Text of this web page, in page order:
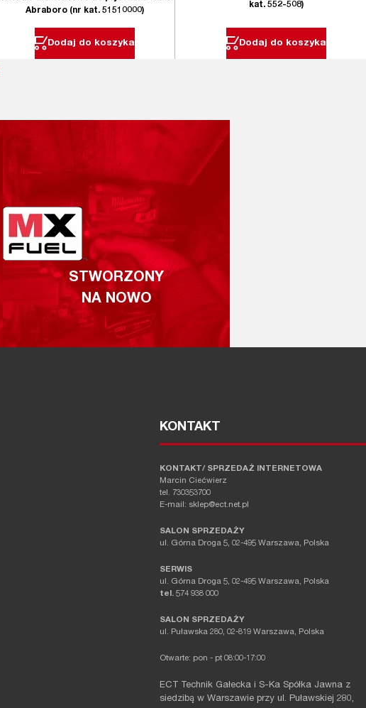
Abraboro (nr kat. 51510000)
Dodaj do koszyka
kat. 552-508)
Dodaj do koszyka
STWORZONY
NA NOWO
KONTAKT
KONTAKT/ SPRZEDAŻ INTERNETOWA
Marcin Ciećwierz
tel. 730353700
E-mail: sklep@ect.net.pl
SALON SPRZEDAŻY
ul. Górna Droga 5, 02-495 Warszawa, Polska
SERWIS
ul. Górna Droga 5, 02-495 Warszawa, Polska
tel. 574 938 000
SALON SPRZEDAŻY
ul. Puławska 280, 02-819 Warszawa, Polska
Otwarte: pon - pt 08:00-17:00
ECT Technik Gałecka i S-Ka Spółka Jawna z
siedzibą w Warszawie przy ul. Puławskiej 280,